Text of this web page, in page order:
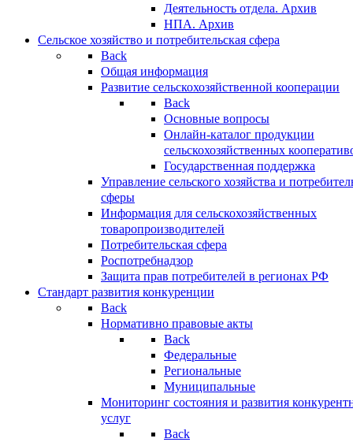
Деятельность отдела. Архив
НПА. Архив
Сельское хозяйство и потребительская сфера
Back
Общая информация
Развитие сельскохозяйственной кооперации
Back
Основные вопросы
Онлайн-каталог продукции
сельскохозяйственных
Государственная поддержка
Управление сельского хозяйства и
сферы
Информация для сельскохозяйственных
товаропроизводителей
Потребительская сфера
Роспотребнадзор
Защита прав потребителей в регионах РФ
Стандарт развития конкуренции
Back
Нормативно правовые акты
Back
Федеральные
Региональные
Муниципальные
Мониторинг состояния и развития
услуг
Back